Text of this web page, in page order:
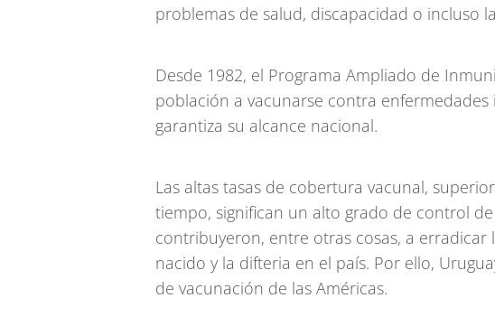
problemas de salud, discapacidad o incluso
Desde 1982, el Programa Ampliado de
población a vacunarse contra
garantiza su alcance nacional.
Las altas tasas de cobertura vacunal,
tiempo, significan un alto grado de control
contribuyeron, entre otras cosas, a erradicar
nacido y la difteria en el país. Por ello,
de vacunación de las Américas.